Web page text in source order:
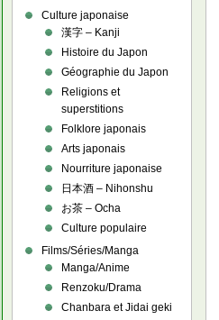
Culture japonaise
漢字 – Kanji
Histoire du Japon
Géographie du Japon
Religions et
superstitions
Folklore japonais
Arts japonais
Nourriture japonaise
日本酒 – Nihonshu
お茶 – Ocha
Culture populaire
Films/Séries/Manga
Manga/Anime
Renzoku/Drama
Chanbara et Jidai geki